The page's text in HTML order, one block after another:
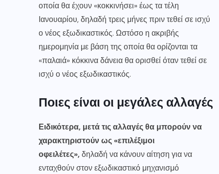
οποία θα έχουν «κοκκινήσει» έως τα τέλη
Ιανουαρίου, δηλαδή τρεις μήνες πριν τεθεί σε ισχύ
ο νέος εξωδικαστικός. Ωστόσο η ακριβής
ημερομηνία με βάση της οποία θα ορίζονται τα
«παλαιά» κόκκινα δάνεια θα ορισθεί όταν τεθεί σε
ισχύ ο νέος εξωδικαστικός.
Ποιες είναι οι μεγάλες αλλαγές
Ειδικότερα, μετά τις αλλαγές θα μπορούν να
χαρακτηριστούν ως «επιλέξιμοι
οφειλέτες»,δηλαδή να κάνουν αίτηση για να
ενταχθούν στον εξωδικαστικό μηχανισμό